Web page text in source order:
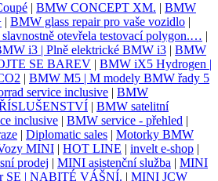
| BMW CONCEPT XM. | BMW
| BMW glass repair pro vaše vozidlo |
otevřela testovací polygon.… |
i3 | Plně elektrické BMW i3 | BMW
SE BAREV | BMW iX5 Hydrogen |
| BMW M5 | M modely BMW řady 5
service inclusive | BMW
| BMW satelitní
inclusive | BMW service - přehled |
| Diplomatic sales | Motorky BMW
MINI | HOT LINE | invelt e-shop |
prodej | MINI asistenční služba | MINI
SE | NABITÉ VÁŠNÍ. | MINI JCW